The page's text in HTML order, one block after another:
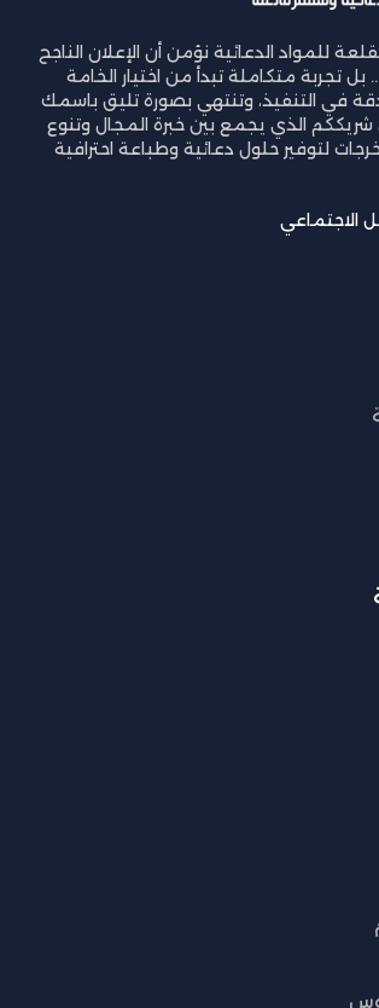
للمواد الدعائية نؤمن أن الإعلان الناجح
تجربة متكاملة تبدأ من اختيار الخامة
في التنفيذ، وتنتهي بصورة تليق باسمك
الذي يجمع بين خبرة المجال وتنوع
لتوفير حلول دعائية وطباعة احترافية
الاجتماعي